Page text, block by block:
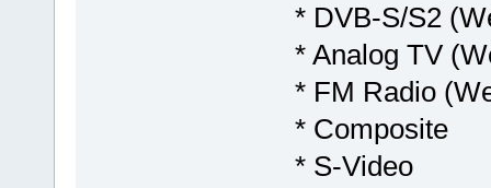
* DVB-S/S2
* Analog TV
* FM Radio
* Composite
* S-Video